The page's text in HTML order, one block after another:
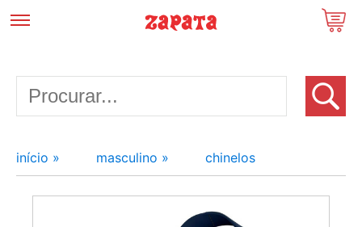
início » masculino » chinelos